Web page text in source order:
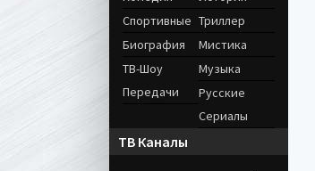
Спортивные Триллер
Биография
Мистика
ТВ-Шоу
Передачи
Музыка
Русские
Сериалы
ТВ Каналы